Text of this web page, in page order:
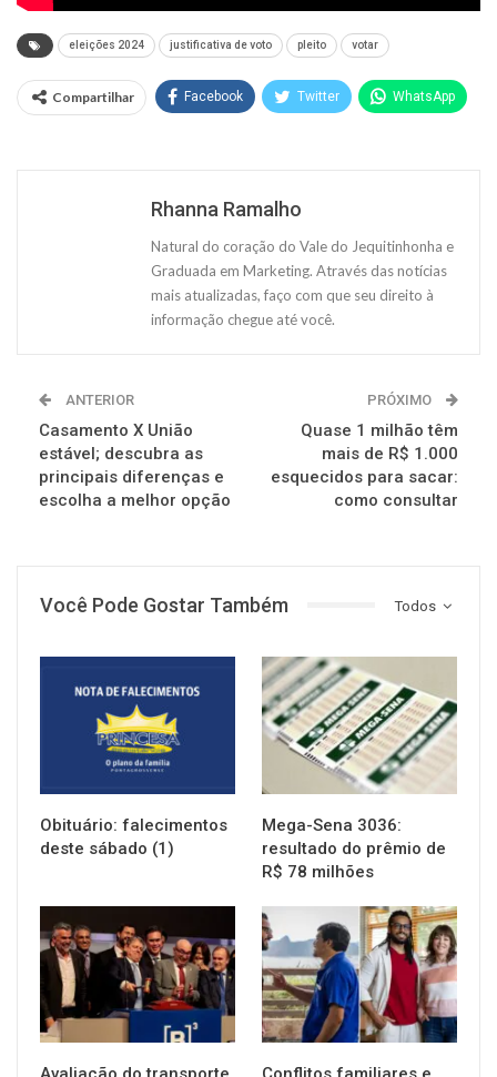
eleições 2024 justificativa de voto pleito votar
Compartilhar Facebook Twitter WhatsApp
Rhanna Ramalho
Natural do coração do Vale do Jequitinhonha e
Graduada em Marketing. Através das notícias
mais atualizadas, faço com que seu direito à
informação chegue até você.
ANTERIOR
Casamento X União
estável; descubra as
principais diferenças e
escolha a melhor opção
PRÓXIMO
Quase 1 milhão têm
mais de R$ 1.000
esquecidos para sacar:
como consultar
Todos
Você Pode Gostar Também
Obituário: falecimentos
deste sábado (1)
NOTÍCIAS
Mega-Sena 3036:
resultado do prêmio de
R$ 78 milhões
NOTÍCIAS